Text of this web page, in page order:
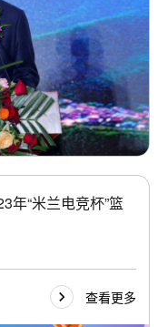
“米兰电竞杯”篮
查看更多